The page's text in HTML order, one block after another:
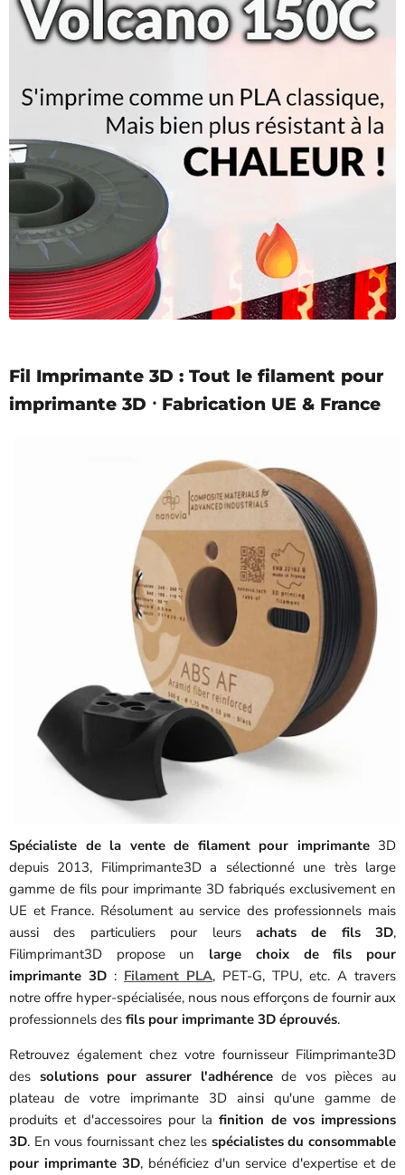
Fil Imprimante 3D : Tout le filament pour
imprimante 3D ⸱ Fabrication UE & France
Spécialiste de la vente de filament pour imprimante3D
depuis 2013, Filimprimante3D a sélectionné une très large
gamme de fils pour imprimante 3D fabriqués exclusivement en
UE et France. Résolument au service des professionnels mais
aussi des particuliers pour leurs achats de fils 3D,
Filimprimant3D propose un large choix de fils pour
imprimante 3D : Filament PLA, PET-G, TPU, etc. A travers
notre offre hyper-spécialisée, nous nous efforçons de fournir aux
professionnels des fils pour imprimante 3D éprouvés.
Retrouvez également chez votre fournisseur Filimprimante3D
des solutions pour assurer l'adhérencede vos pièces au
plateau de votre imprimante 3D ainsi qu'une gamme de
produits et d'accessoires pour lafinition de vos impressions
3D. En vous fournissant chez les spécialistes du consommable
pour imprimante 3D, bénéficiez d'un service d'expertise et de